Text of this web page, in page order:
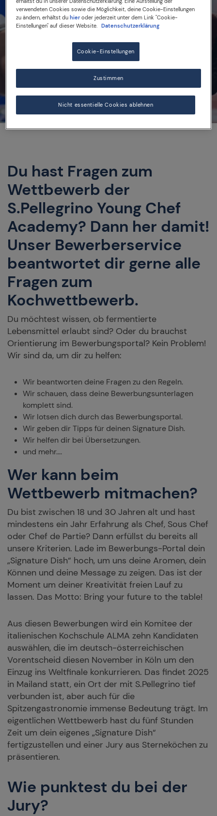
S.PELLEGRINO YOUNG CHEF ACADEMY
Read the article
Du hast Fragen zum
Wettbewerb der
S.Pellegrino Young Chef
Academy? Dann her damit!
Unser Bewerberservice
beantwortet dir gerne alle
Fragen zum
Kochwettbewerb.
Du möchtest wissen, ob fermentierte
Lebensmittel erlaubt sind? Oder du brauchst
Orientierung im Bewerbungsportal? Kein Problem!
Wir sind da, um dir zu helfen:
Wir beantworten deine Fragen zu den Regeln.
Wir schauen, dass deine Bewerbungsunterlagen
komplett sind.
Wir lotsen dich durch das Bewerbungsportal.
Wir geben dir Tipps für deinen Signature Dish.
Wir helfen dir bei Übersetzungen.
und mehr....
Wer kann beim
Wettbewerb mitmachen?
Du bist zwischen 18 und 30 Jahren alt und hast
mindestens ein Jahr Erfahrung als Chef, Sous Chef
oder Chef de Partie? Dann erfüllst du bereits all
unsere Kriterien. Lade im Bewerbungs-Portal dein
„Signature Dish“ hoch, um uns deine Aromen, dein
Können und deine Message zu zeigen. Das ist der
Moment um deiner Kreativität freien Lauf zu
lassen. Das Motto: Bring your future to the table!
Aus diesen Bewerbungen wird ein Komitee der
italienischen Kochschule ALMA zehn Kandidaten
auswählen, die im deutsch-österreichischen
Vorentscheid diesen November in Köln um den
Einzug ins Weltfinale konkurrieren. Das findet 2025
in Mailand statt, ein Ort der mit S.Pellegrino tief
verbunden ist, aber auch für die
Spitzengastronomie immense Bedeutung trägt. Im
eigentlichen Wettbewerb hast du fünf Stunden
Zeit um dein eigenes „Signature Dish“
fertigzustellen und einer Jury aus Sterneköchen zu
präsentieren.
Wie punktest du bei der
Jury?
verwendeten Cookies sowie die Möglichkeit, deine Cookie-Einstellungen
zu ändern, erhältst duhier oder jederzeit unter dem Link "Cookie-
Einstellungen" auf dieser Website. Datenschutzerklärung
Cookie-Einstellungen
Nicht essentielle Cookies ablehnen
Zustimmen